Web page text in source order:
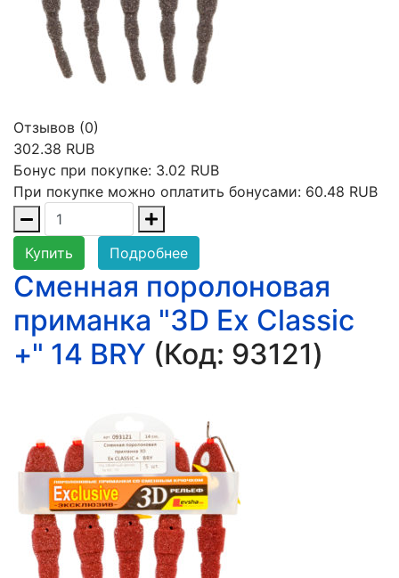
Отзывов (0)
302.38 RUB
Бонус при покупке: 3.02 RUB
При покупке можно оплатить бонусами: 60.48 RUB
Купить Подробнее
Сменная поролоновая
приманка "3D Ex Classic
+" 14 BRY (Код: 93121)